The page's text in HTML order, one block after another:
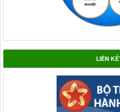
LIÊN